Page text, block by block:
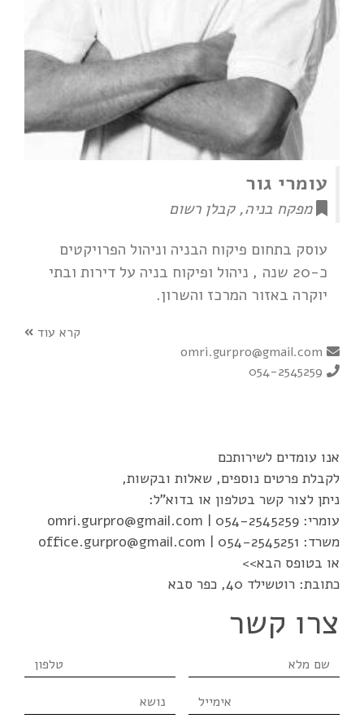
עומרי גור
מפקח בניה, קבלן רשום
עוסק בתחום פיקוח הבניה וניהול הפרויקטים
כ-20 שנה , ניהול ופיקוח בניה על דירות ובתי
יוקרה באזור המרכז והשרון.
קרא עוד
אנו עומדים לשירותכם
לקבלת פרטים נוספים, שאלות ובקשות,
ניתן לצור קשר בטלפון או בדוא"ל:
עומרי: 054-2545259
|
omri.gurpro@gmail.com
משרד: 054-2545251
|
office.gurpro@gmail.com
או בטופס הבא>>
כתובת: רוטשילד 40, כפר סבא
צרו קשר
שם
מלא
נושא